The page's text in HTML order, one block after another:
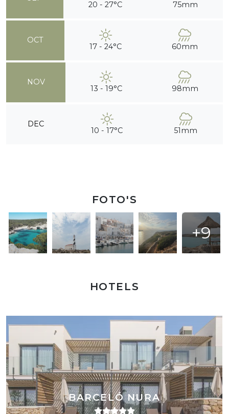
20 - 27°C 75mm
OCT
17 - 24°C 60mm
NOV
13 - 19°C 98mm
DEC
10 - 17°C 51mm
FOTO'S
+9
HOTELS
BARCELÓ NURA